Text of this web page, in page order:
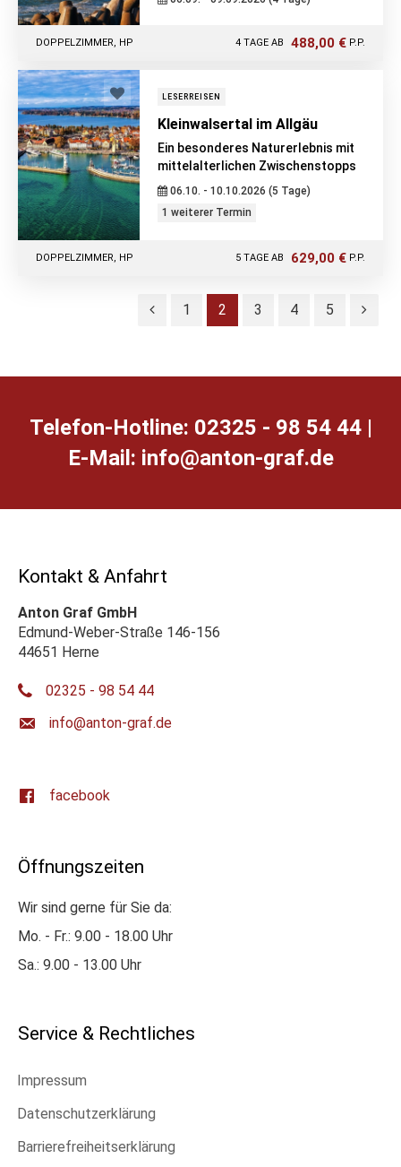
4 TAGE AB 488,00 € P.P.
DOPPELZIMMER, HP
LESERREISEN
Kleinwalsertal im Allgäu
Ein besonderes Naturerlebnis mit
mittelalterlichen Zwischenstopps
06.10. - 10.10.2026 (5 Tage)
1 weiterer Termin
5 TAGE AB 629,00 € P.P.
DOPPELZIMMER, HP
1 2 3 4 5
Telefon-Hotline: 02325 - 98 54 44 |
E-Mail: ed.farg-notna@ofni
Kontakt & Anfahrt
Anton Graf GmbH
Edmund-Weber-Straße 146-156
44651 Herne
02325 - 98 54 44
ed.farg-notna@ofni
facebook
Öffnungszeiten
Wir sind gerne für Sie da:
Mo. - Fr.: 9.00 - 18.00 Uhr
Sa.: 9.00 - 13.00 Uhr
Service & Rechtliches
Impressum
Datenschutzerklärung
Barrierefreiheitserklärung